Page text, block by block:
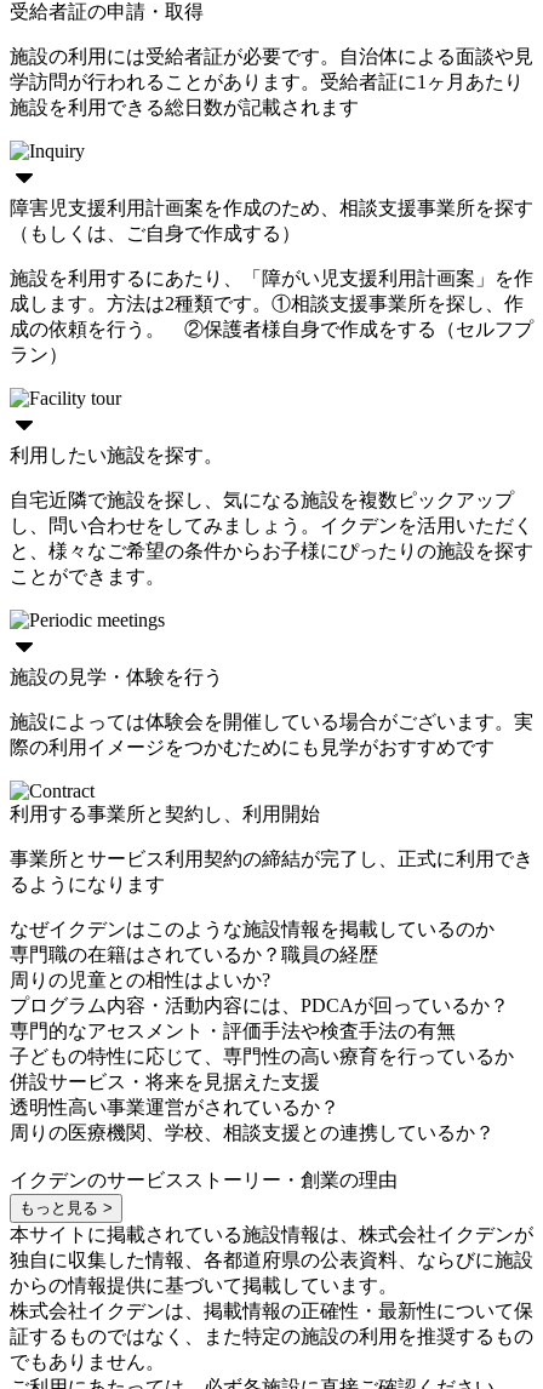
受給者証の申請・取得
施設の利用には受給者証が必要です。自治体による面談や見
学訪問が行われることがあります。受給者証に1ヶ月あたり
施設を利用できる総日数が記載されます
障害児支援利用計画案を作成のため、相談支援事業所を探す
（もしくは、ご自身で作成する）
施設を利用するにあたり、「障がい児支援利用計画案」を作
成します。方法は2種類です。①相談支援事業所を探し、作
成の依頼を行う。 ②保護者様自身で作成をする（セルフプ
ラン）
利用したい施設を探す。
自宅近隣で施設を探し、気になる施設を複数ピックアップ
し、問い合わせをしてみましょう。イクデンを活用いただく
と、様々なご希望の条件からお子様にぴったりの施設を探す
ことができます。
施設の見学・体験を行う
施設によっては体験会を開催している場合がございます。実
際の利用イメージをつかむためにも見学がおすすめです
利用する事業所と契約し、利用開始
事業所とサービス利用契約の締結が完了し、正式に利用でき
るようになります
なぜイクデンはこのような施設情報を掲載しているのか
専門職の在籍はされているか？職員の経歴
周りの児童との相性はよいか?
プログラム内容・活動内容には、PDCAが回っているか？
専門的なアセスメント・評価手法や検査手法の有無
子どもの特性に応じて、専門性の高い療育を行っているか
併設サービス・将来を見据えた支援
透明性高い事業運営がされているか？
周りの医療機関、学校、相談支援との連携しているか？
イクデンのサービスストーリー・創業の理由
もっと見る >
本サイトに掲載されている施設情報は、株式会社イクデンが
独自に収集した情報、各都道府県の公表資料、ならびに施設
からの情報提供に基づいて掲載しています。
株式会社イクデンは、掲載情報の正確性・最新性について保
証するものではなく、また特定の施設の利用を推奨するもの
でもありません。